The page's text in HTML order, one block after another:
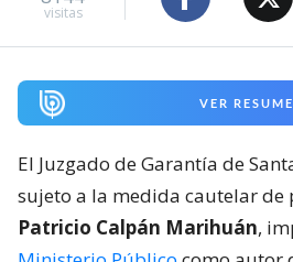
visitas
VER
El Juzgado de Garantía de
sujeto a la medida cautelar de
Patricio Calpán Marihuán,